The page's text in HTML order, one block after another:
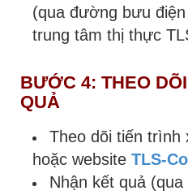
(qua đường bưu
trung tâm thị thực
BƯỚC 4: THEO
QUẢ
Theo dõi tiến trình
hoặc website TLS-
Nhận kết quả